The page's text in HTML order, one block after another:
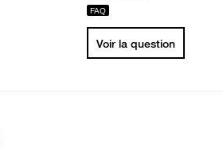
Voir la question